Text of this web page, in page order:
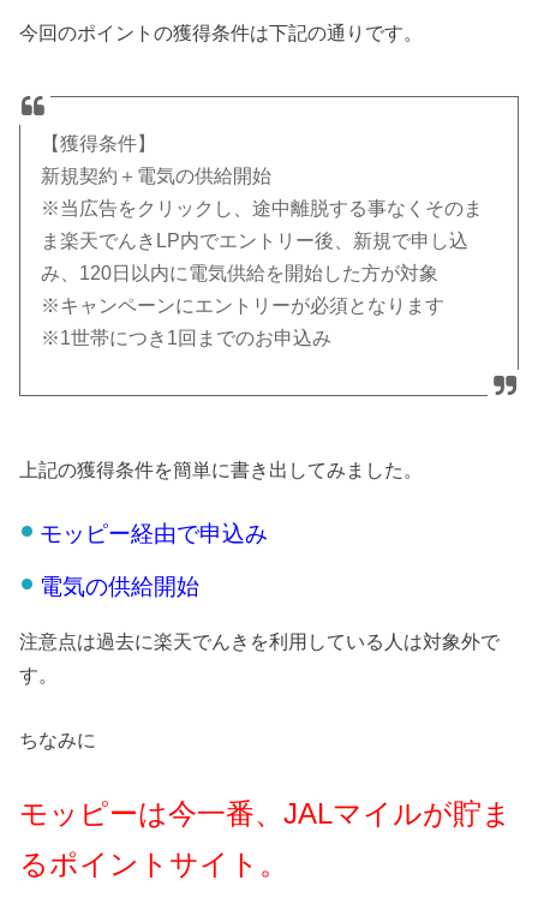
今回のポイントの獲得条件は下記の通りです。
【獲得条件】
新規契約＋電気の供給開始
※当広告をクリックし、途中離脱する事なくそのま
ま楽天でんきLP内でエントリー後、新規で申し込
み、120日以内に電気供給を開始した方が対象
※キャンペーンにエントリーが必須となります
※1世帯につき1回までのお申込み
上記の獲得条件を簡単に書き出してみました。
モッピー経由で申込み
電気の供給開始
注意点は過去に楽天でんきを利用している人は対象外で
す。
ちなみに
モッピーは今一番、JALマイルが貯ま
るポイントサイト。